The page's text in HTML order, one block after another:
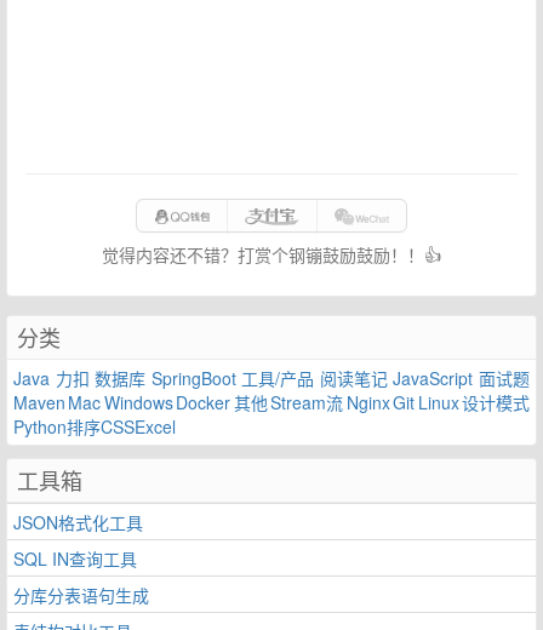
觉得内容还不错？打赏个钢镚鼓励鼓励！！👍
分类
Java 力扣 数据库 SpringBoot 工具/产品 阅读笔记 JavaScript 面试题
Maven MacWindowsDocker其他Stream流 NginxGit Linux设计模式
Python排序CSSExcel
工具箱
JSON格式化工具
SQL IN查询工具
分库分表语句生成